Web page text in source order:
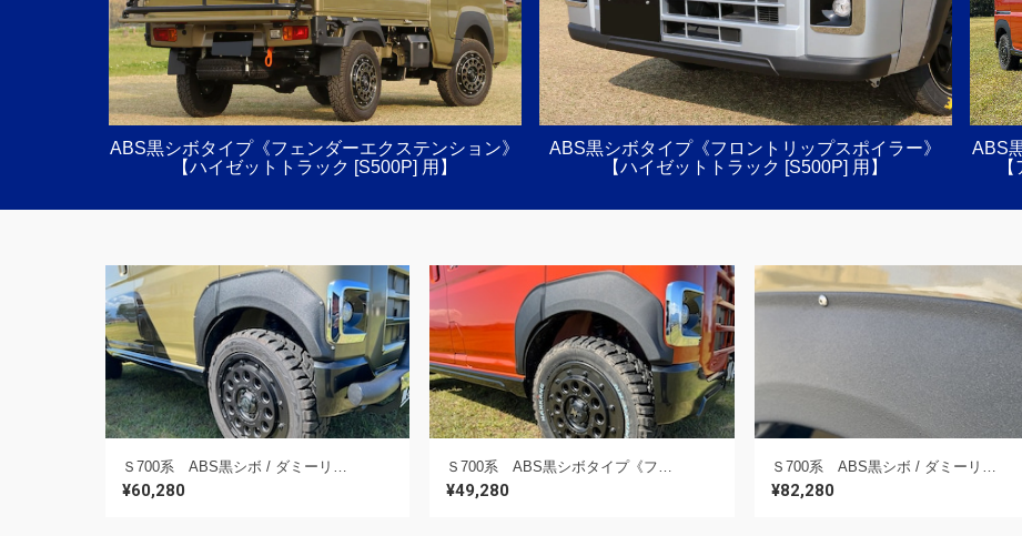
ABS黒シボタイプ《フェンダーエクステンション》
【ハイゼットトラック [S500P] 用】
ABS黒シボタイプ《フロントリップスポイラー》
【ハイゼットトラック [S500P] 用】
ABS
¥60,280 ¥49,280 ¥82,280